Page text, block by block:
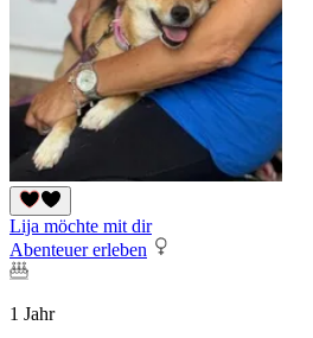
Lija möchte mit dir
Abenteuer erleben
1 Jahr